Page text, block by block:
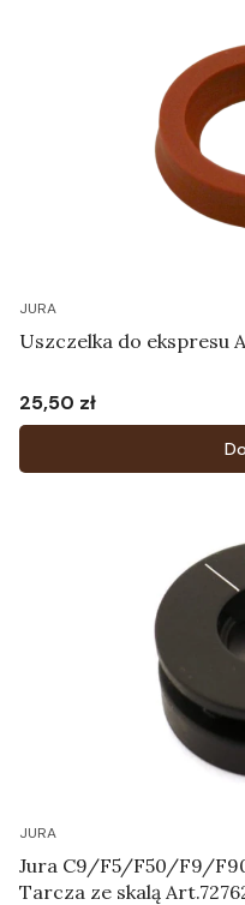
JURA
Uszczelka do ekspresu
Cena
25,50 zł
JURA
Jura C9/F5/F50/F9/
Tarcza ze skalą